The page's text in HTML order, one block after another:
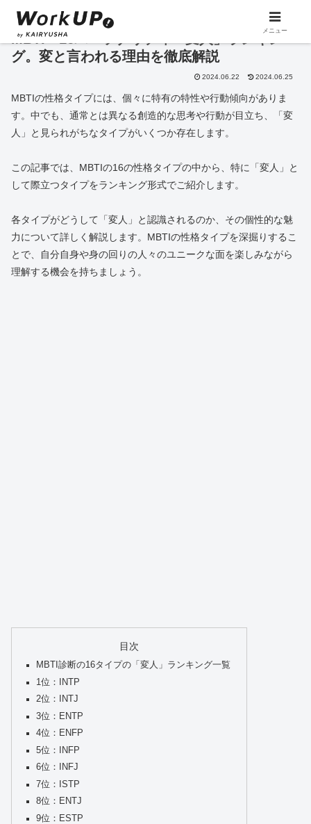
MBTI・16パーソナリティ「変人」ランキン
グ。変と言われる理由を徹底解説
2024.06.22 2024.06.25
MBTIの性格タイプには、個々に特有の特性や行動傾向がありま
す。中でも、通常とは異なる創造的な思考や行動が目立ち、「変
人」と見られがちなタイプがいくつか存在します。
この記事では、MBTIの16の性格タイプの中から、特に「変人」と
して際立つタイプをランキング形式でご紹介します。
各タイプがどうして「変人」と認識されるのか、その個性的な魅
力について詳しく解説します。MBTIの性格タイプを深掘りするこ
とで、自分自身や身の回りの人々のユニークな面を楽しみながら
理解する機会を持ちましょう。
目次
MBTI診断の16タイプの「変人」ランキング一覧
1位：INTP
2位：INTJ
3位：ENTP
4位：ENFP
5位：INFP
6位：INFJ
7位：ISTP
8位：ENTJ
9位：ESTP
メニュー